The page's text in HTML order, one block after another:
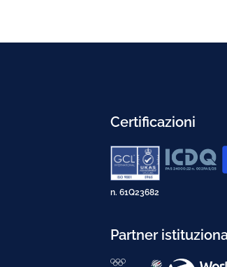
Certificazioni
n. 61Q23682
Partner